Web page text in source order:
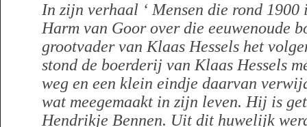
In zijn verhaal ‘ Mensen die rond 1900
Harm van Goor over die eeuwenoude
grootvader van Klaas Hessels het
stond de boerderij van Klaas Hessels
weg en een klein eindje daarvan
wat meegemaakt in zijn leven. Hij is
Hendrikje Bennen. Uit dit huwelijk